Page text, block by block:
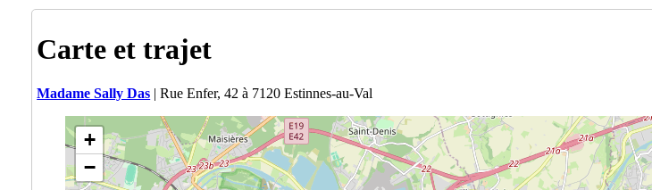
Carte et trajet
Madame Sally Das | Rue Enfer, 42 à 7120 Estinnes-au-Val
+
−